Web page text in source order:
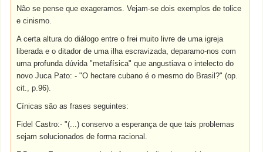
Não se pense que exageramos. Vejam-se dois exemplos de tolice
e cinismo.
A certa altura do diálogo entre o frei muito livre de uma igreja
liberada e o ditador de uma ilha escravizada, deparamo-nos com
uma profunda dúvida "metafísica" que angustiava o intelecto do
novo Juca Pato: - "O hectare cubano é o mesmo do Brasil?" (op.
cit., p.96).
Cínicas são as frases seguintes:
Fidel Castro:- "(...) conservo a esperança de que tais problemas
sejam solucionados de forma racional.